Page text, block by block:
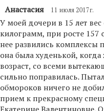
Анастасия 11 июля 2017г.
У моей дочери в 15 лет вес
килограмм, при росте 157
нее развились комплексы
она была худенькой,
возраст, со всеми
сильно поправилась.
обмороков ничего не
прием к прекрасному